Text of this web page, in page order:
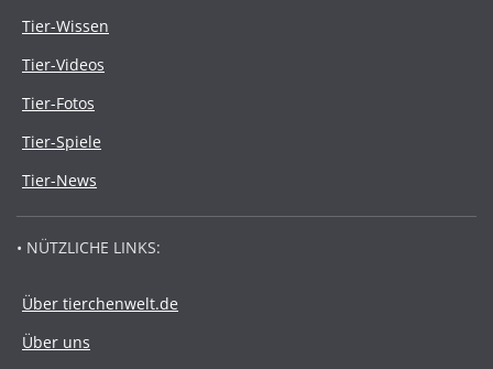
Tier-Wissen
Tier-Videos
Tier-Fotos
Tier-Spiele
Tier-News
• NÜTZLICHE LINKS:
Über tierchenwelt.de
Über uns